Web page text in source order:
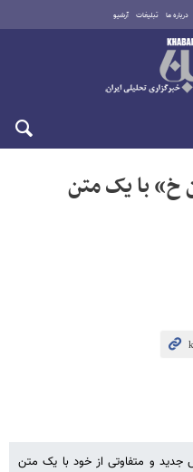
درباره ما تبلیغات آرشیو
خ» با یک متن
جدید و متفاوتی از خود با یک متن